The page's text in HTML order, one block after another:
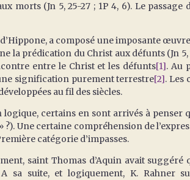
morts (Jn 5, 25-27 ; 1P 4, 6). Le
a composé une imposante
la prédication du Christ aux défunts (Jn
entre le Christ et les défunts[1]. Au
signification purement terrestre[2]. Les
au fil des siècles.
certains en sont arrivés à penser
Une certaine compréhension de
catégorie d’impasses.
saint Thomas d’Aquin avait suggéré
sa suite, et logiquement, K. Rahner